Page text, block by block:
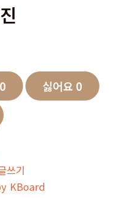
0 싫어요 0
쓰기
KBoard